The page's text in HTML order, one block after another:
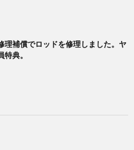
理補償でロッドを修理しました。ヤ
典。